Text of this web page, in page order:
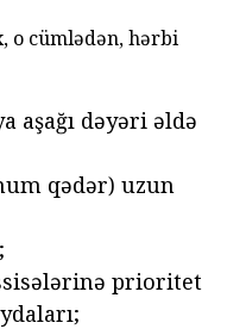
o cümlədən, hərbi
aşağı dəyəri əldə
qədər) uzun
prioritet